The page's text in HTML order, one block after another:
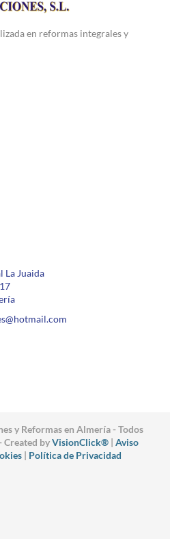
en reformas integrales y
La Juaida
y Reformas en Almería - Todos
Created byVisionClick® |Aviso
| Política de Privacidad